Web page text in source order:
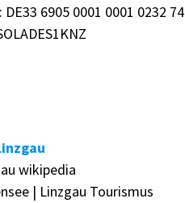
DE33 6905 0001 0001 0232 74
wikipedia
| Linzgau Tourismus